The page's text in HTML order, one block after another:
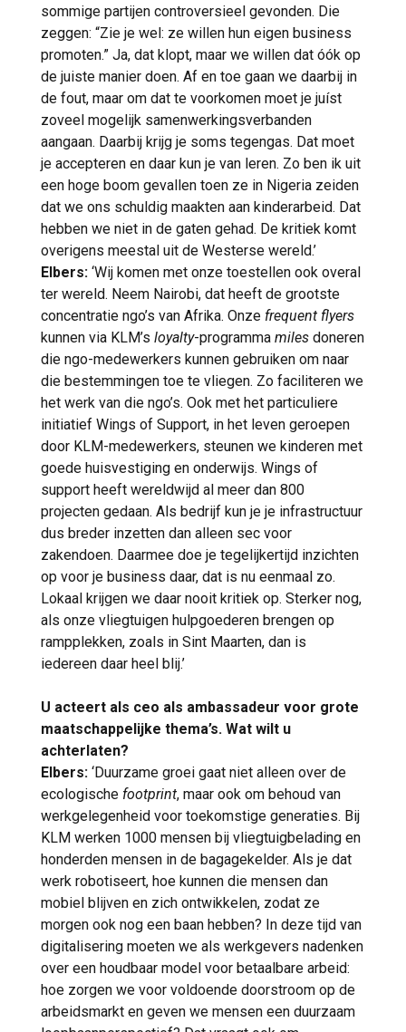
sommige partijen controversieel gevonden. Die
zeggen: “Zie je wel: ze willen hun eigen business
promoten.” Ja, dat klopt, maar we willen dat óók op
de juiste manier doen. Af en toe gaan we daarbij in
de fout, maar om dat te voorkomen moet je juíst
zoveel mogelijk samenwerkingsverbanden
aangaan. Daarbij krijg je soms tegengas. Dat moet
je accepteren en daar kun je van leren. Zo ben ik uit
een hoge boom gevallen toen ze in Nigeria zeiden
dat we ons schuldig maakten aan kinderarbeid. Dat
hebben we niet in de gaten gehad. De kritiek komt
overigens meestal uit de Westerse wereld.’
Elbers: ‘Wij komen met onze toestellen ook overal
ter wereld. Neem Nairobi, dat heeft de grootste
concentratie ngo’s van Afrika. Onze frequent flyers
kunnen via KLM’s loyalty-programma miles doneren
die ngo-medewerkers kunnen gebruiken om naar
die bestemmingen toe te vliegen. Zo faciliteren we
het werk van die ngo’s. Ook met het particuliere
initiatief Wings of Support, in het leven geroepen
door KLM-medewerkers, steunen we kinderen met
goede huisvestiging en onderwijs. Wings of
support heeft wereldwijd al meer dan 800
projecten gedaan. Als bedrijf kun je je infrastructuur
dus breder inzetten dan alleen sec voor
zakendoen. Daarmee doe je tegelijkertijd inzichten
op voor je business daar, dat is nu eenmaal zo.
Lokaal krijgen we daar nooit kritiek op. Sterker nog,
als onze vliegtuigen hulpgoederen brengen op
rampplekken, zoals in Sint Maarten, dan is
iedereen daar heel blij.’
U acteert als ceo als ambassadeur voor grote
maatschappelijke thema’s. Wat wilt u
achterlaten?
Elbers: ‘Duurzame groei gaat niet alleen over de
ecologische footprint, maar ook om behoud van
werkgelegenheid voor toekomstige generaties. Bij
KLM werken 1000 mensen bij vliegtuigbelading en
honderden mensen in de bagagekelder. Als je dat
werk robotiseert, hoe kunnen die mensen dan
mobiel blijven en zich ontwikkelen, zodat ze
morgen ook nog een baan hebben? In deze tijd van
digitalisering moeten we als werkgevers nadenken
over een houdbaar model voor betaalbare arbeid:
hoe zorgen we voor voldoende doorstroom op de
arbeidsmarkt en geven we mensen een duurzaam